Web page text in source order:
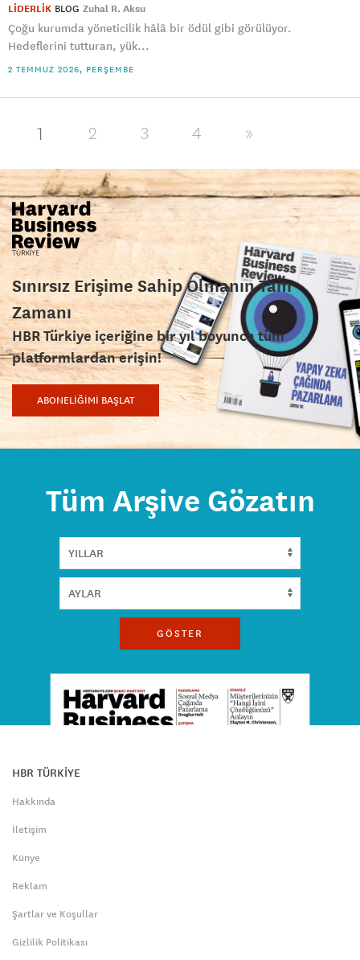
LİDERLİK BLOG Zuhal R. Aksu
Çoğu kurumda yöneticilik hâlâ bir ödül gibi görülüyor.
Hedeflerini tutturan, yük...
2 TEMMUZ 2026, PERŞEMBE
1 2 3 4 »
Sınırsız Erişime Sahip Olmanın Tam
Zamanı
HBR Türkiye içeriğine bir yıl boyunca tüm
platformlardan erişin!
ABONELİĞİMİ BAŞLAT
Tüm Arşive Gözatın
GÖSTER
HBR TÜRKİYE
Hakkında
İletişim
Künye
Reklam
Şartlar ve Koşullar
Gizlilik Politikası